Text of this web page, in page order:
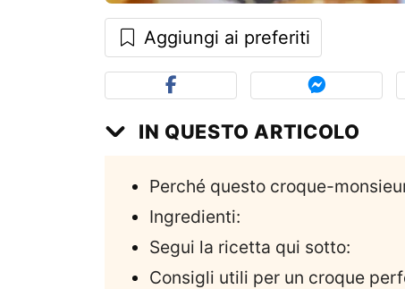
Aggiungi ai preferiti
IN QUESTO ARTICOLO
Perché questo croque-
Ingredienti:
Segui la ricetta qui sotto:
Consigli utili per un croque